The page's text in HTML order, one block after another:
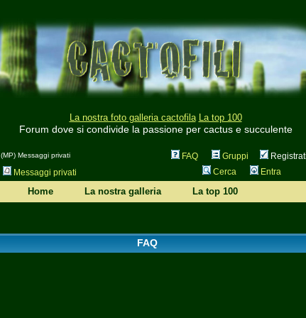
La nostra foto galleria cactofila La top 100
Forum dove si condivide la passione per cactus e succulente
(MP) Messaggi privati FAQ Gruppi
Messaggi privati
Cerca Entra
Home La nostra galleria La top 100
FAQ